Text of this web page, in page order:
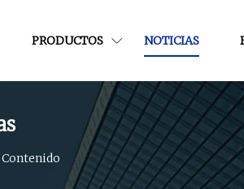
PRODUCTOS NOTICIAS
Contenido